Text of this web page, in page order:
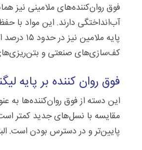
فوق روان‌کننده‌های ملامینی نیز
آب‌انداختگی دارند. این مواد با
پایه
کف‌سازی‌های صنعتی و بتن‌ریزی‌های
فوق روان کننده بر پایه
این دسته از فوق روان‌کننده‌ها
پایین‌تر و در دسترس بودن است.